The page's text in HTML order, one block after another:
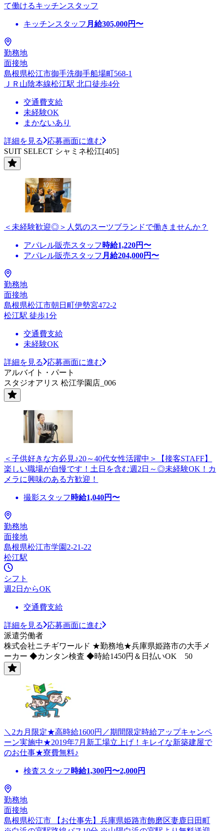
て働けるキッチンスタッフ
キッチンスタッフ 月給305,000円〜
勤務地
面接地
島根県松江市御手洗御手船場町568-1
ＪＲ山陰本線松江駅 北口徒歩4分
交通費支給
未経験OK
まかないあり
詳細を見る
応募画面に進む
SUIT SELECT シャミネ松江[405]
＜未経験歓迎◎＞人気のスーツブランドで働きませんか？
アパレル販売スタッフ 時給1,220円〜
アパレル販売スタッフ 月給204,000円〜
勤務地
面接地
島根県松江市朝日町伊勢宮472-2
松江駅 徒歩1分
交通費支給
未経験OK
詳細を見る
応募画面に進む
アルバイト・パート
スタジオアリス 松江学園店_006
＜子供好きな方必見♪20～40代女性活躍中＞【接客STAFF】
楽しい職場が自慢です！土日を含む週2日～◎未経験OK！カ
メラに興味のある方歓迎！
撮影スタッフ 時給1,040円〜
勤務地
面接地
島根県松江市学園2-21-22
松江駅
シフト
週2日からOK
交通費支給
詳細を見る
応募画面に進む
派遣労働者
株式会社ニチギワールド ★勤務地★兵庫県姫路市の大手メ
ーカー ◆カンタン検査 ◆時給1450円＆日払いOK 50
＼2カ月限定★高時給1600円／期間限定時給アップキャンペ
ーン実施中★2019年7月新工場立上げ！キレイな新築建屋で
のお仕事★寮費無料♪
検査スタッフ 時給1,300円〜2,000円
勤務地
面接地
島根県松江市 【お仕事先】兵庫県姫路市飾磨区妻鹿日田町